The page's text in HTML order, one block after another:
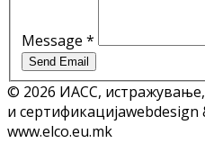
Message *
Send Email
© 2026 ИАСС, истражување,
и сертификацијаwebdesign
www.elco.eu.mk